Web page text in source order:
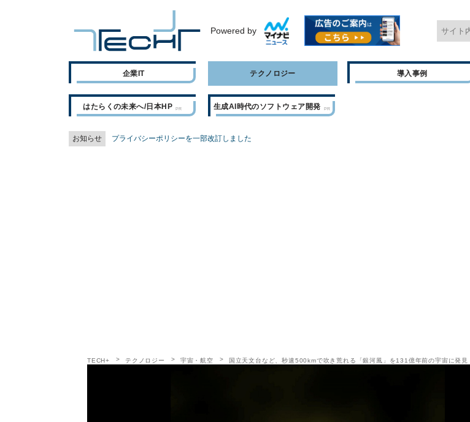
Powered by
企業IT テクノロジー 導入事例
はたらくの未来へ/日本HP 生成AI時代のソフトウェア開発
お知らせ プライバシーポリシーを一部改訂しました
TECH+ テクノロジー 宇宙・航空 国立天文台など、秒速500kmで吹き荒れる「銀河風」を131億年前の宇宙に発見